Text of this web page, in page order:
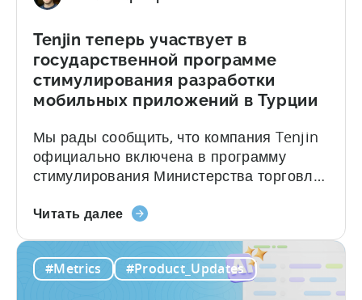
от
подписок
Tenjin теперь участвует в
государственной программе
стимулирования разработки
мобильных приложений в Турции
Мы рады сообщить, что компания Tenjin
официально включена в программу
стимулирования Министерства торговли
приложений — как в игровой, так и в
зарегистрированное юридическое лицо в
Турции, теперь могут претендовать на
государственное возмещение расходов
Читать далеео
Tenjin
#Metrics #Product_Updates